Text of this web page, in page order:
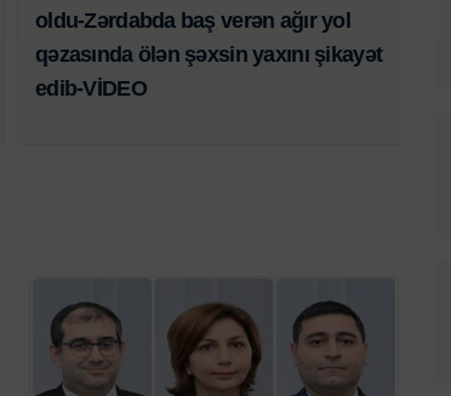
oldu-Zərdabda baş verən ağır yol
qəzasında ölən şəxsin yaxını şikayət
edib-VİDEO